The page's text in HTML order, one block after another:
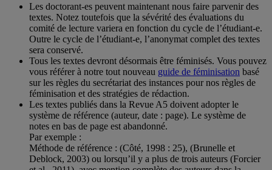
Les doctorant-es peuvent maintenant nous faire parvenir des
textes. Notez toutefois que la sévérité des évaluations du
comité de lecture variera en fonction du cycle de l’étudiant-e.
Outre le cycle de l’étudiant-e, l’anonymat complet des textes
sera conservé.
Tous les textes devront désormais être féminisés. Vous pouvez
vous référer à notre tout nouveau guide de féminisation basé
sur les règles du secrétariat des instances pour nos règles de
féminisation et des stratégies de rédaction.
Les textes publiés dans la Revue A5 doivent adopter le
système de référence (auteur, date : page). Le système de
notes en bas de page est abandonné.
Par exemple :
Méthode de référence : (Côté, 1998 : 25), (Brunelle et
Deblock, 2003) ou lorsqu’il y a plus de trois auteurs (Forcier